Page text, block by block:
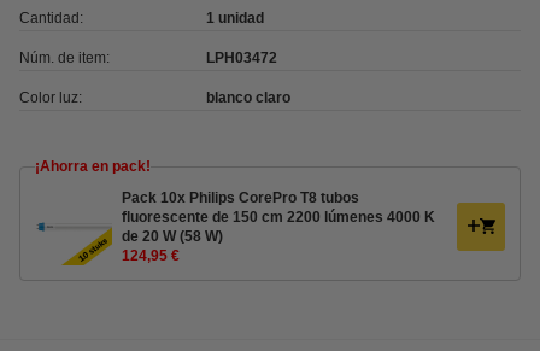
Cantidad: 1 unidad
Núm. de item: LPH03472
Color luz: blanco claro
¡Ahorra en pack!
Pack 10x Philips CorePro T8 tubos
fluorescente de 150 cm 2200 lúmenes 4000 K
de 20 W (58 W)
124,95 €